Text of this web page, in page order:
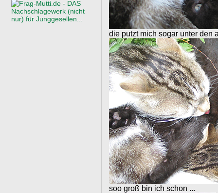
die putzt mich sogar unter den
soo groß bin ich schon ...